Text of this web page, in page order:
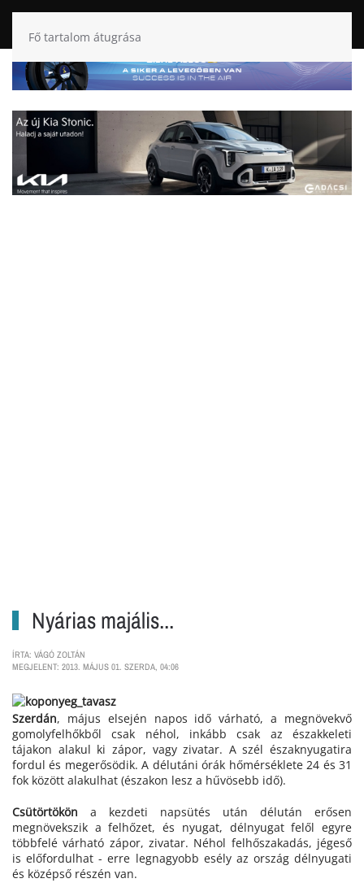
Fő tartalom átugrása
Nyárias majális...
ÍRTA: VÁGÓ ZOLTÁN
MEGJELENT: 2013. MÁJUS 01. SZERDA, 04:06
Szerdán, május elsején napos idő várható, a megnövekvő
gomolyfelhőkből csak néhol, inkább csak az északkeleti
tájakon alakul ki zápor, vagy zivatar. A szél északnyugatira
fordul és megerősödik. A délutáni órák hőmérséklete 24 és 31
fok között alakulhat (északon lesz a hűvösebb idő).
Csütörtökön a kezdeti napsütés után délután erősen
megnövekszik a felhőzet, és nyugat, délnyugat felől egyre
többfelé várható zápor, zivatar. Néhol felhőszakadás, jégeső
is előfordulhat - erre legnagyobb esély az ország délnyugati
és középső részén van.